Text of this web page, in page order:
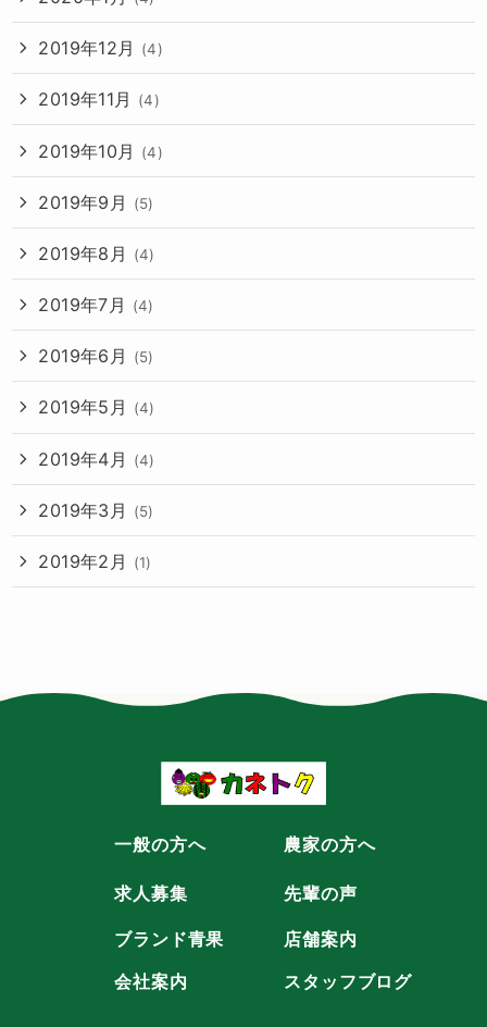
2019年12月 (4)
2019年11月 (4)
2019年10月 (4)
2019年9月 (5)
2019年8月 (4)
2019年7月 (4)
2019年6月 (5)
2019年5月 (4)
2019年4月 (4)
2019年3月 (5)
2019年2月 (1)
一般の方へ 農家の方へ
求人募集 先輩の声
ブランド青果
店舗案内
会社案内
スタッフブログ